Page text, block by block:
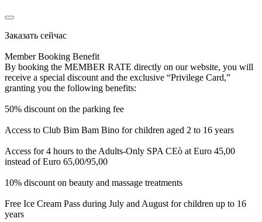
Заказать сейчас
Member Booking Benefit
By booking the MEMBER RATE directly on our website, you will
receive a special discount and the exclusive “Privilege Card,”
granting you the following benefits:
50% discount on the parking fee
Access to Club Bim Bam Bino for children aged 2 to 16 years
Access for 4 hours to the Adults-Only SPA CEò at Euro 45,00
instead of Euro 65,00/95,00
10% discount on beauty and massage treatments
Free Ice Cream Pass during July and August for children up to 16
years